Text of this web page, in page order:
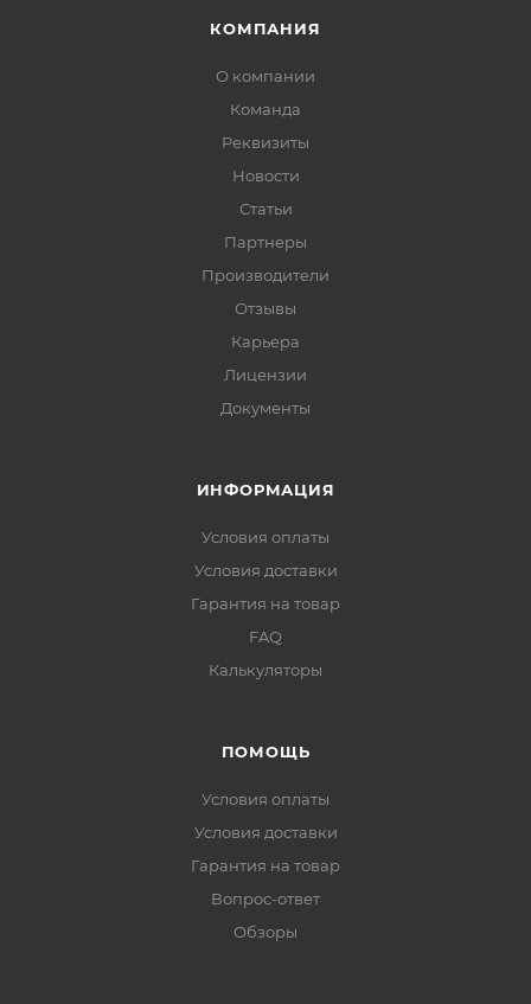
КОМПАНИЯ
О компании
Команда
Реквизиты
Новости
Статьи
Партнеры
Производители
Отзывы
Карьера
Лицензии
Документы
ИНФОРМАЦИЯ
Условия оплаты
Условия доставки
Гарантия на товар
FAQ
Калькуляторы
ПОМОЩЬ
Условия оплаты
Условия доставки
Гарантия на товар
Вопрос-ответ
Обзоры